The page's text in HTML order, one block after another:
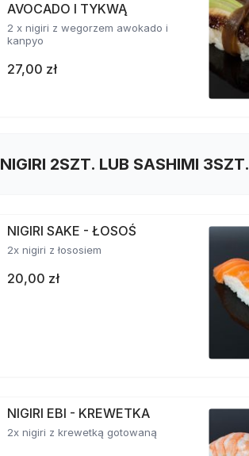
AVOCADO I TYKWĄ
2 x nigiri z wegorzem awokado i
kanpyo
27,00 zł
NIGIRI 2SZT. LUB SASHIMI 3SZT.
NIGIRI SAKE - ŁOSOŚ
2x nigiri z łososiem
20,00 zł
NIGIRI EBI - KREWETKA
2x nigiri z krewetką gotowaną